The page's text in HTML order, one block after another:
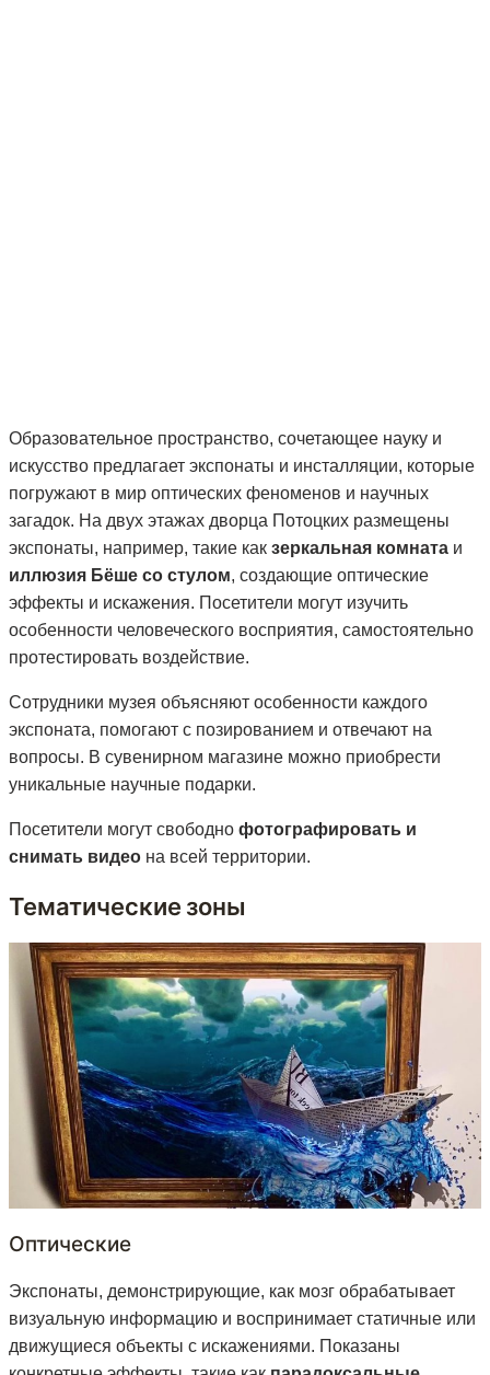
Образовательное пространство, сочетающее науку и
искусство предлагает экспонаты и инсталляции, которые
погружают в мир оптических феноменов и научных
загадок. На двух этажах дворца Потоцких размещены
экспонаты, например, такие как зеркальная комната и
иллюзия Бёше со стулом, создающие оптические
эффекты и искажения. Посетители могут изучить
особенности человеческого восприятия, самостоятельно
протестировать воздействие.
Сотрудники музея объясняют особенности каждого
экспоната, помогают с позированием и отвечают на
вопросы. В сувенирном магазине можно приобрести
уникальные научные подарки.
Посетители могут свободно фотографировать и
снимать видео на всей территории.
Тематические зоны
Оптические
Экспонаты, демонстрирующие, как мозг обрабатывает
визуальную информацию и воспринимает статичные или
движущиеся объекты с искажениями. Показаны